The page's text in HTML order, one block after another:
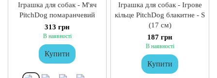
Іграшка для собак - М'яч
PitchDog помаранчевий
313 грн
В наявності
Купити
Іграшка для собак - Ігрове
кільце PitchDog блакитне - S
(17 см)
187 грн
В наявності
Купити